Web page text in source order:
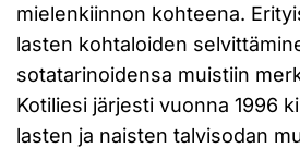
mielenkiinnon kohteena.
lasten kohtaloiden
sotatarinoidensa muistiin
Kotiliesi järjesti vuonna 1996
lasten ja naisten talvisodan